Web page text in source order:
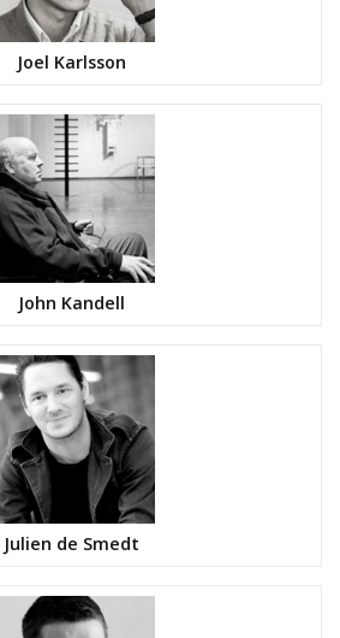
Joel Karlsson
John Kandell
Julien de Smedt